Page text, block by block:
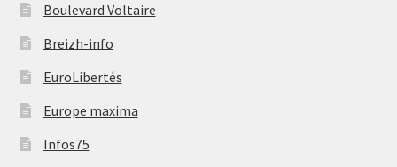
Boulevard Voltaire
Breizh-info
EuroLibertés
Europe maxima
Infos75